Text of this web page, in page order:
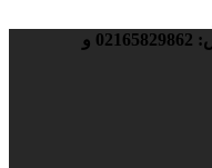
جهت مراجعه حضوری با تلفن‌های تماس: 02165829862 و